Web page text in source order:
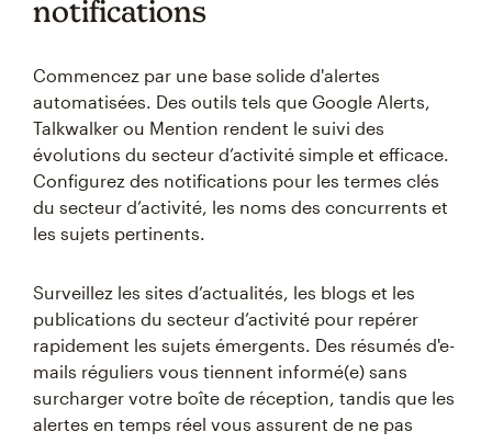
notifications
Commencez par une base solide d'alertes
automatisées. Des outils tels que Google Alerts,
Talkwalker ou Mention rendent le suivi des
évolutions du secteur d’activité simple et efficace.
Configurez des notifications pour les termes clés
du secteur d’activité, les noms des concurrents et
les sujets pertinents.
Surveillez les sites d’actualités, les blogs et les
publications du secteur d’activité pour repérer
rapidement les sujets émergents. Des résumés d'e-
mails réguliers vous tiennent informé(e) sans
surcharger votre boîte de réception, tandis que les
alertes en temps réel vous assurent de ne pas